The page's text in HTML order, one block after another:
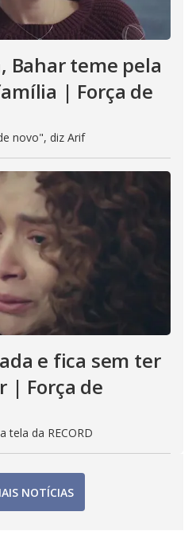
Bahar teme pela
| Força de
novo", diz Arif
e fica sem ter
| Força de
tela da RECORD
NOTÍCIAS